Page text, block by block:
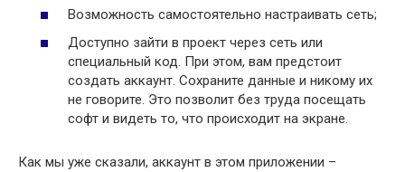
Возможность самостоятельно настраивать сеть;
Доступно зайти в проект через сеть или
специальный код. При этом, вам предстоит
создать аккаунт. Сохраните данные и никому их
не говорите. Это позволит без труда посещать
софт и видеть то, что происходит на экране.
Как мы уже сказали, аккаунт в этом приложении –